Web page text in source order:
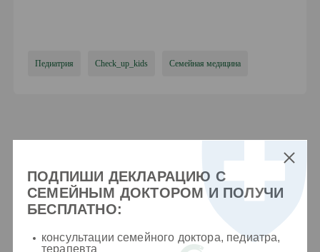
Педиатрия Check_up_kids Семейная медицина
О нас говорят
ПОДПИШИ ДЕКЛАРАЦИЮ С
СЕМЕЙНЫМ ДОКТОРОМ И ПОЛУЧИ
БЕСПЛАТНО:
консультации семейного доктора, педиатра,
терапевта